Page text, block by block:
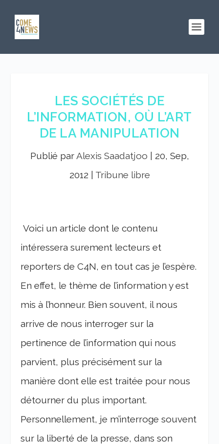
LES SOCIÉTÉS DE
L’INFORMATION, OÙ L’ART
DE LA MANIPULATION
Publié parAlexis Saadatjoo
20, Sep,
2012
Tribune libre
Voici un article dont le contenu
intéressera surement lecteurs et
reporters de C4N, en tout cas je l’espère.
En effet, le thème de l’information y est
mis à l’honneur. Bien souvent, il nous
arrive de nous interroger sur la
pertinence de l’information qui nous
parvient, plus précisément sur la
manière dont elle est traitée pour nous
détourner du plus important.
Personnellement, je m’interroge souvent
sur la liberté de la presse, dans son